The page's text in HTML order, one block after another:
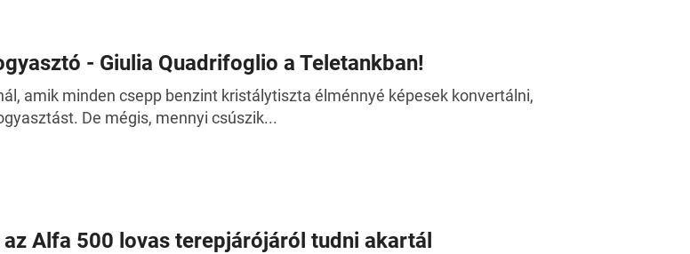
- Giulia Quadrifoglio a Teletankban!
amik minden csepp benzint kristálytiszta élménnyé képesek konvertálni,
De mégis, mennyi csúszik...
Alfa 500 lovas terepjárójáról tudni akartál